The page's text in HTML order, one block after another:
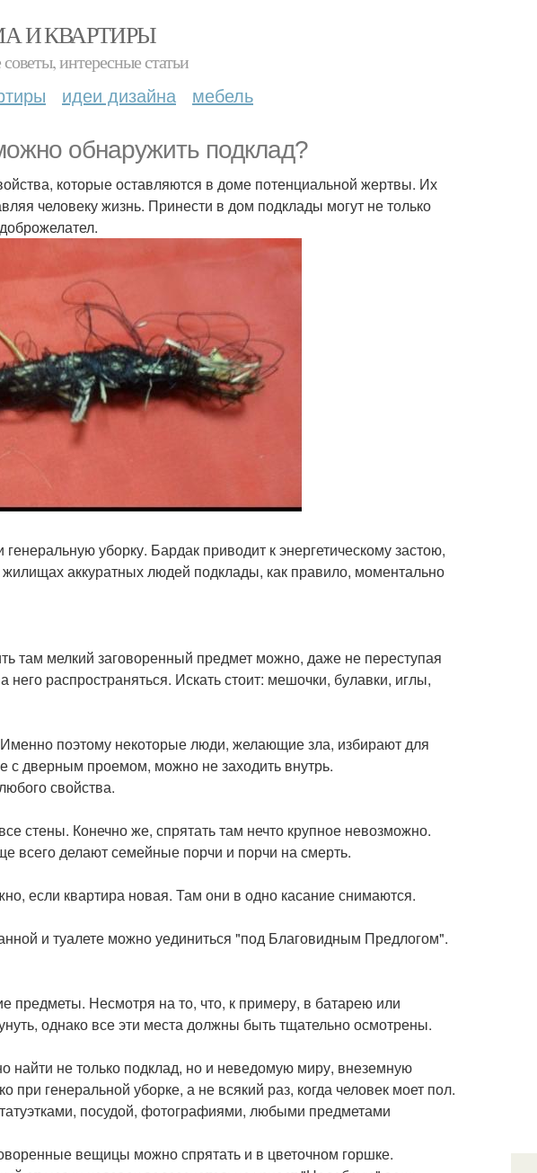
И КВАРТИРЫ
интересные статьи
идеи дизайна мебель
обнаружить подклад?
которые оставляются в доме потенциальной жертвы. Их
человеку жизнь. Принести в дом подклады могут не только
уборку. Бардак приводит к энергетическому застою,
аккуратных людей подклады, как правило, моментально
там мелкий заговоренный предмет можно, даже не переступая
распространяться. Искать стоит: мешочки, булавки, иглы,
поэтому некоторые люди, желающие зла, избирают для
с дверным проемом, можно не заходить внутрь.
свойства.
стены. Конечно же, спрятать там нечто крупное невозможно.
всего делают семейные порчи и порчи на смерть.
если квартира новая. Там они в одно касание снимаются.
и туалете можно уединиться "под Благовидным Предлогом".
предметы. Несмотря на то, что, к примеру, в батарею или
однако все эти места должны быть тщательно осмотрены.
не только подклад, но и неведомую миру, внеземную
при генеральной уборке, а не всякий раз, когда человек моет пол.
посудой, фотографиями, любыми предметами
вещицы можно спрятать и в цветочном горшке.